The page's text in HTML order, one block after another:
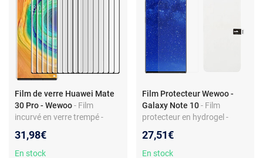
Film de verre Huawei Mate
30 Pro - Wewoo- Film
incurvé en verre trempé -
d'écran complète
31,98€
En stock
Film Protecteur Wewoo -
Galaxy Note 10 - Film
protecteur en hydrogel -
Install facile
27,51€
En stock